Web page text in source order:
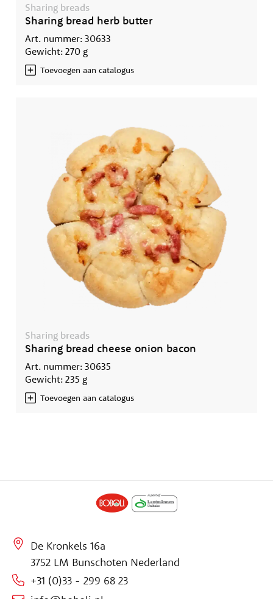
Sharing breads
Sharing bread herb butter
Art. nummer: 30633
Gewicht: 270 g
Toevoegen aan catalogus
Sharing breads
Sharing bread cheese onion bacon
Art. nummer: 30635
Gewicht: 235 g
Toevoegen aan catalogus
De Kronkels 16a
3752 LM Bunschoten Nederland
+31 (0)33 - 299 68 23